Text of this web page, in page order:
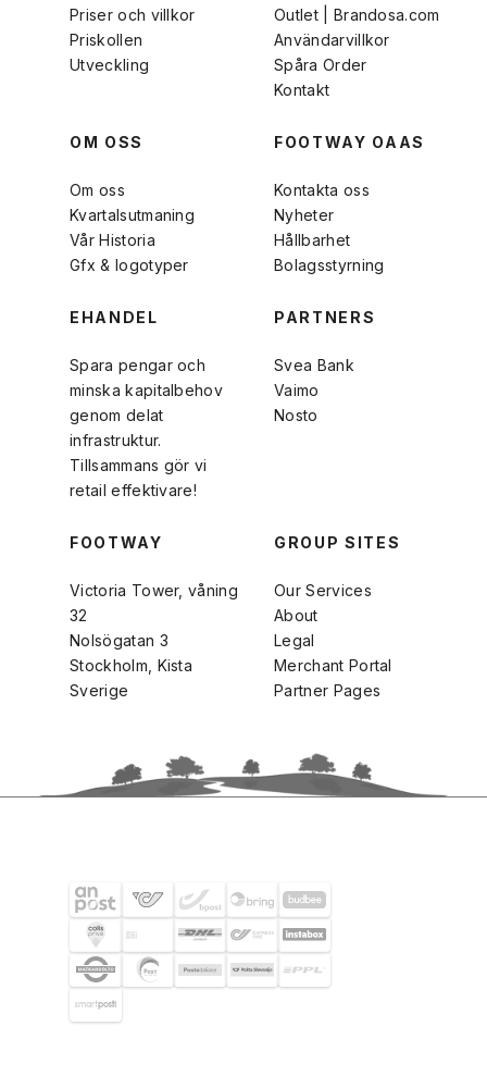
Priser och villkor
Priskollen
Utveckling
Outlet | Brandosa.com
Användarvillkor
Spåra Order
Kontakt
OM OSS
Om oss
Kvartalsutmaning
Vår Historia
Gfx & logotyper
FOOTWAY OAAS
Kontakta oss
Nyheter
Hållbarhet
Bolagsstyrning
EHANDEL
Spara pengar och
minska kapitalbehov
genom delat
infrastruktur.
Tillsammans gör vi
retail effektivare!
PARTNERS
Svea Bank
Vaimo
Nosto
FOOTWAY
Victoria Tower, våning
32
Nolsögatan 3
Stockholm, Kista
Sverige
GROUP SITES
Our Services
About
Legal
Merchant Portal
Partner Pages